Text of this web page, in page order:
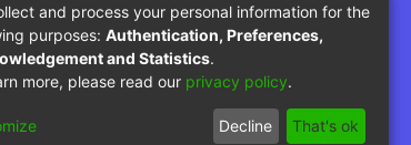
del Ministerio de Educación
and process your personal information for the
purposes: Authentication, Preferences,
and Statistics.
more, please read our privacy policy.
Decline That's ok